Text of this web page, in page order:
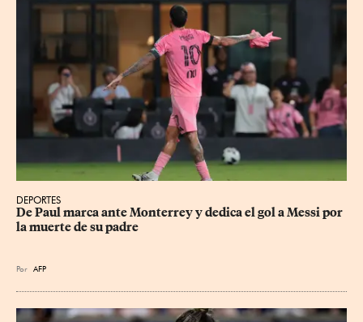
DEPORTES
De Paul marca ante Monterrey y dedica el gol a Messi por
la muerte de su padre
Por AFP